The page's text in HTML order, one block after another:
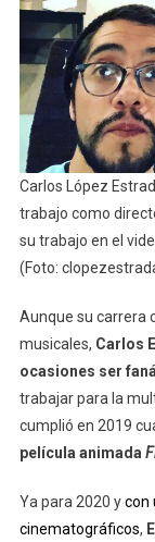
Carlos López
trabajo como
su trabajo en el
(Foto:
Aunque su carrera
musicales, Carlos
ocasiones ser
trabajar para la
cumplió en 2019
película animada
Ya para 2020 ycon
cinematográficos,